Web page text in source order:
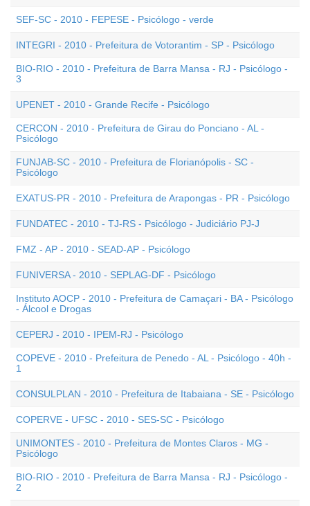
SEF-SC - 2010 - FEPESE - Psicólogo - verde
INTEGRI - 2010 - Prefeitura de Votorantim - SP - Psicólogo
BIO-RIO - 2010 - Prefeitura de Barra Mansa - RJ - Psicólogo -
3
UPENET - 2010 - Grande Recife - Psicólogo
CERCON - 2010 - Prefeitura de Girau do Ponciano - AL -
Psicólogo
FUNJAB-SC - 2010 - Prefeitura de Florianópolis - SC -
Psicólogo
EXATUS-PR - 2010 - Prefeitura de Arapongas - PR - Psicólogo
FUNDATEC - 2010 - TJ-RS - Psicólogo - Judiciário PJ-J
FMZ - AP - 2010 - SEAD-AP - Psicólogo
FUNIVERSA - 2010 - SEPLAG-DF - Psicólogo
Instituto AOCP - 2010 - Prefeitura de Camaçari - BA - Psicólogo
- Álcool e Drogas
CEPERJ - 2010 - IPEM-RJ - Psicólogo
COPEVE - 2010 - Prefeitura de Penedo - AL - Psicólogo - 40h -
1
CONSULPLAN - 2010 - Prefeitura de Itabaiana - SE - Psicólogo
COPERVE - UFSC - 2010 - SES-SC - Psicólogo
UNIMONTES - 2010 - Prefeitura de Montes Claros - MG -
Psicólogo
BIO-RIO - 2010 - Prefeitura de Barra Mansa - RJ - Psicólogo -
2